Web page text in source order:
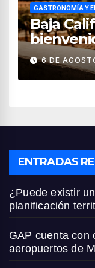
GASTRONOMÍA Y
Baja
6 DE
ENTRADAS
¿Puede existir
planificación
GAP cuenta con
aeropuertos de